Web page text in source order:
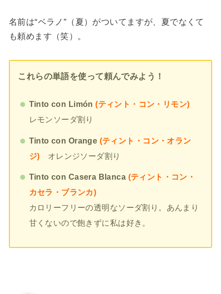
名前は“ベラノ”（夏）がついてますが、夏でなくて
も頼めます（笑）。
これらの単語を使って頼んでみよう！
Tinto con Limón(ティント・コン・リモン)
レモンソーダ割り
Tinto con Orange (ティント・コン・オラン
ジ) オレンジソーダ割り
Tinto con Casera Blanca (ティント・コン・
カセラ・ブランカ)
カロリーフリーの透明なソーダ割り。あんまり
甘くないので飽きずに私は好き。